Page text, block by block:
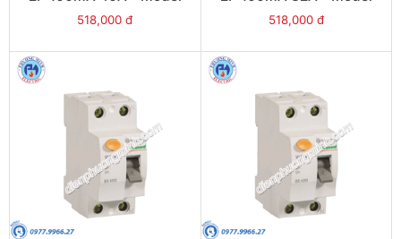
VLL45N/2040/100
518,000 đ
VLL45N/2032/100
518,000 đ